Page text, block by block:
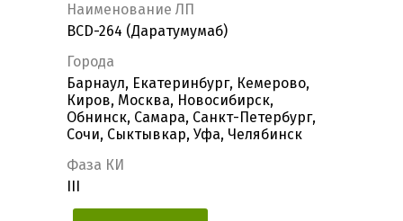
Наименование ЛП
BCD-264 (Даратумумаб)
Города
Барнаул, Екатеринбург, Кемерово,
Киров, Москва, Новосибирск,
Обнинск, Самара, Санкт-Петербург,
Сочи, Сыктывкар, Уфа, Челябинск
Фаза КИ